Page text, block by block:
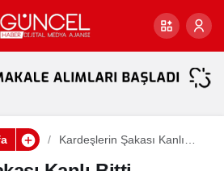
Kardeşlerin Şakası Kanlı
Paylaş